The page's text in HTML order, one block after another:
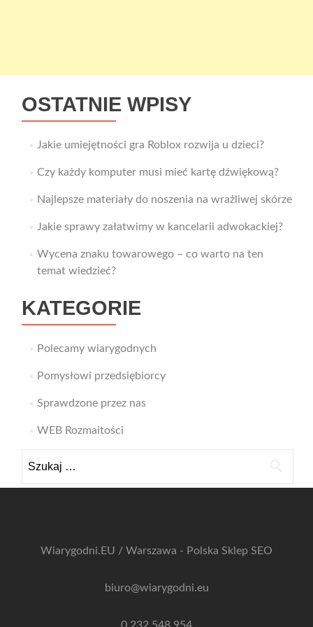
OSTATNIE WPISY
Jakie umiejętności gra Roblox rozwija u dzieci?
Czy każdy komputer musi mieć kartę dźwiękową?
Najlepsze materiały do noszenia na wrażliwej skórze
Jakie sprawy załatwimy w kancelarii adwokackiej?
Wycena znaku towarowego – co warto na ten
temat wiedzieć?
KATEGORIE
Polecamy wiarygodnych
Pomysłowi przedsiębiorcy
Sprawdzone przez nas
WEB Rozmaitości
Wiarygodni.EU / Warszawa - Polska Sklep SEO
biuro@wiarygodni.eu